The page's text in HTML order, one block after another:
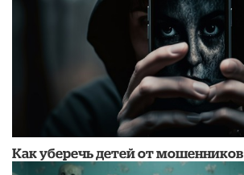
Как уберечь детей от мошенников